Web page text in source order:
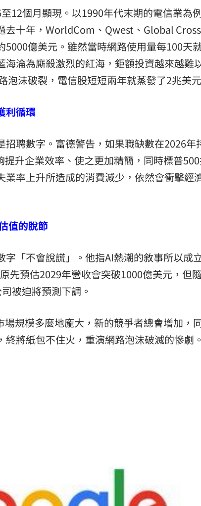
12個月顯現。以1990年代末期的電信業為
去十年，WorldCom、Qwest、Global
億美元。雖然當時網路使用量每100天
淪為廝殺激烈的紅海，鉅額投資越來越難
泡沫破裂，電信股短短兩年就蒸發了2兆美
利循環
聘數字。富德警告，如果職缺數在2026年
升企業效率、使之更加精簡，同時標普
率上升所造成的消費減少，依然會衝擊經
值的脫節
「不會說謊」。他指AI熱潮的敘事所以成
原先預估2029年營收會突破1000億美元，但
被迫將預測下調。
規模多麼地龐大，新的競爭者總會增加，
將紙包不住火，重演網路泡沫破滅的慘劇。